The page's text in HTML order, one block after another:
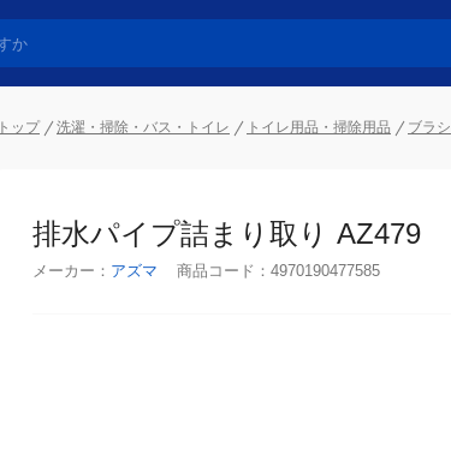
トップ 洗濯・掃除・バス・トイレ トイレ用品・掃除用品 ブラシ
排水パイプ詰まり取り AZ479
メーカー： アズマ 商品コード： 4970190477585